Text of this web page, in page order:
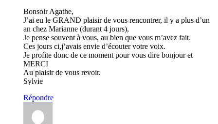
Bonsoir Agathe,
J’ai eu le GRAND plaisir de vous rencontrer, il y a plus d’un
an chez Marianne (durant 4 jours),
Je pense souvent à vous, au bien que vous m’avez fait.
Ces jours ci,j’avais envie d’écouter votre voix.
Je profite donc de ce moment pour vous dire bonjour et
MERCI
Au plaisir de vous revoir.
Sylvie
Répondre